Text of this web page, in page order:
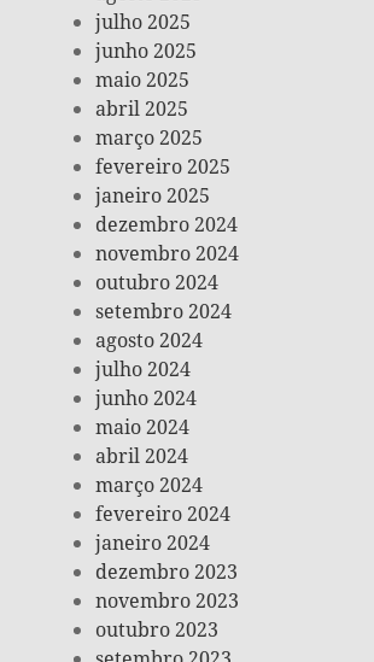
julho 2025
junho 2025
maio 2025
abril 2025
março 2025
fevereiro 2025
janeiro 2025
dezembro 2024
novembro 2024
outubro 2024
setembro 2024
agosto 2024
julho 2024
junho 2024
maio 2024
abril 2024
março 2024
fevereiro 2024
janeiro 2024
dezembro 2023
novembro 2023
outubro 2023